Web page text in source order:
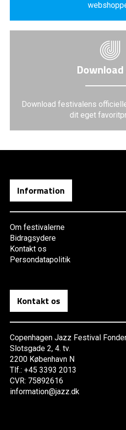
Download festivalens
dit eget
Information
Om festivalerne
Bidragsydere
Kontakt os
Persondatapolitik
Kontakt os
Copenhagen Jazz Festival
Slotsgade 2, 4. tv.
2200 København N
Tlf.: +45 3393 2013
CVR: 75892616
information@jazz.dk